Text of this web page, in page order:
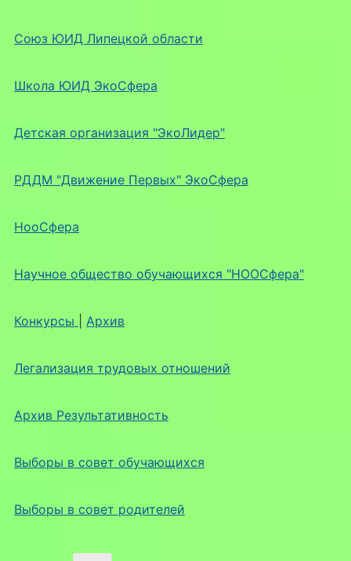
Союз ЮИД Липецкой области
Школа ЮИД ЭкоСфера
Детская организация "ЭкоЛидер"
РДДМ "Движение Первых" ЭкоСфера
НооСфера
Научное общество обучающихся "НООСфера"
Конкурсы Архив
Легализация трудовых отношений
Архив Результативность
Выборы в совет обучающихся
Выборы в совет родителей